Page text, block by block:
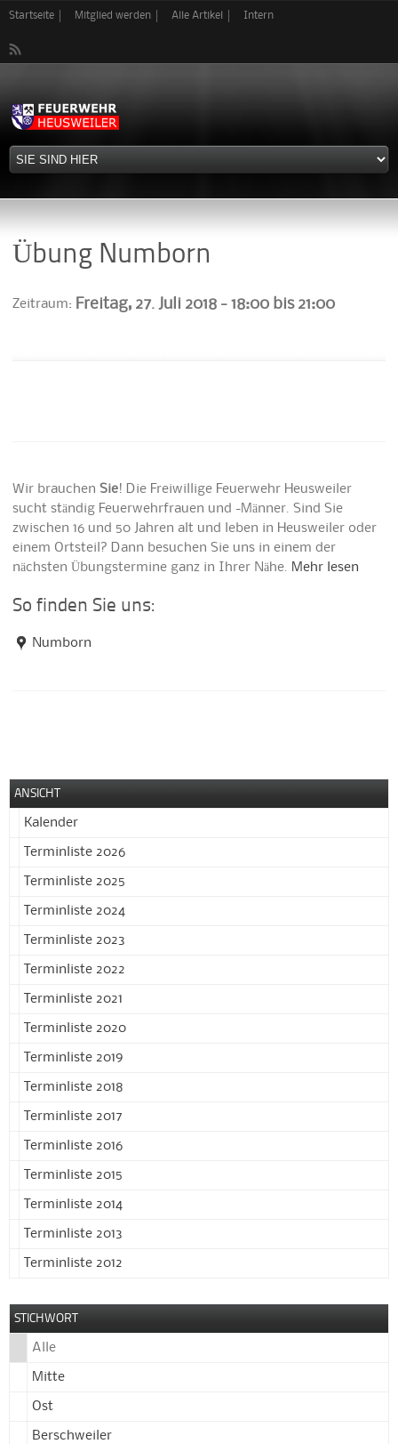
Direkt
Startseite Mitglied werden Alle Artikel Intern
Übung Numborn
Zeitraum: Freitag, 27. Juli 2018 -18:00 bis 21:00
Wir brauchenSie! Die Freiwillige Feuerwehr Heusweiler
sucht ständig Feuerwehrfrauen und -Männer. Sind Sie
zwischen 16 und 50 Jahren alt und leben in Heusweiler oder
einem Ortsteil? Dann besuchen Sie uns in einem der
nächsten Übungstermine ganz in Ihrer Nähe. Mehr lesen
So finden Sie uns:
Numborn
ANSICHT
Kalender
Terminliste 2026
Terminliste 2025
Terminliste 2024
Terminliste 2023
Terminliste 2022
Terminliste 2021
Terminliste 2020
Terminliste 2019
Terminliste 2018
Terminliste 2017
Terminliste 2016
Terminliste 2015
Terminliste 2014
Terminliste 2013
Terminliste 2012
STICHWORT
Alle
Mitte
Ost
Berschweiler